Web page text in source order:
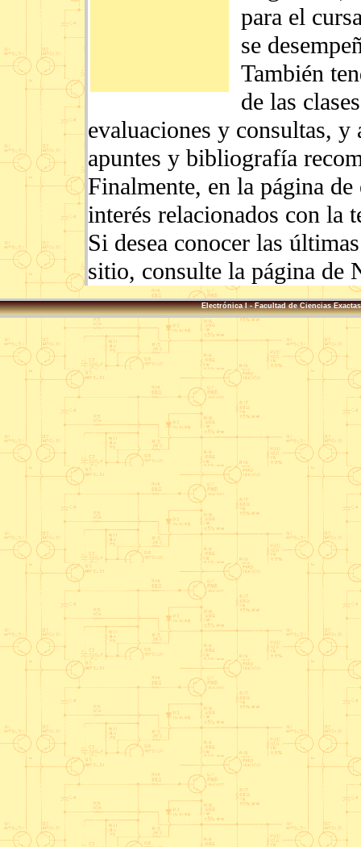
para el
se
También
de las
evaluaciones y consultas,
apuntes y bibliografía
Finalmente, en la página
interés relacionados con la
Si desea conocer las
sitio, consulte la página de
Electrónica I - Facultad de Ciencias